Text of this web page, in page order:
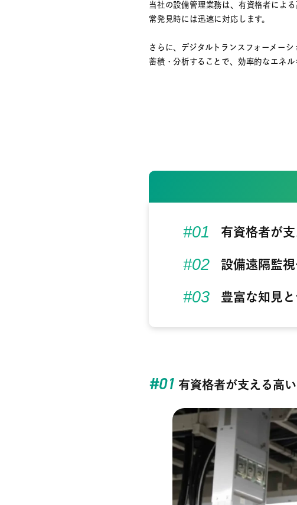
当社の設備管理業務は、有資格者によ
常発見時には迅速に対応します。
さらに、デジタルトランスフォーメー
蓄積・分析することで、効率的なエネル
有資格者が
設備遠隔監
豊富な知見
#01 有資格者が支える高